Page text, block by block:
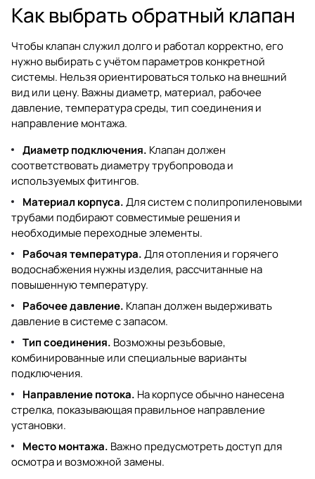
Как выбрать обратный клапан
Чтобы клапан служил долго и работал корректно, его
нужно выбирать с учётом параметров конкретной
системы. Нельзя ориентироваться только на внешний
вид или цену. Важны диаметр, материал, рабочее
давление, температура среды, тип соединения и
направление монтажа.
Диаметр подключения. Клапан должен
соответствовать диаметру трубопровода и
используемых фитингов.
Материал корпуса.Для систем с полипропиленовыми
трубами подбирают совместимые решения и
необходимые переходные элементы.
Рабочая температура.Для отопления и горячего
водоснабжения нужны изделия, рассчитанные на
повышенную температуру.
Рабочее давление. Клапан должен выдерживать
давление в системе с запасом.
Тип соединения. Возможны резьбовые,
комбинированные или специальные варианты
подключения.
Направление потока. На корпусе обычно нанесена
стрелка, показывающая правильное направление
установки.
Место монтажа. Важно предусмотреть доступ для
осмотра и возможной замены.